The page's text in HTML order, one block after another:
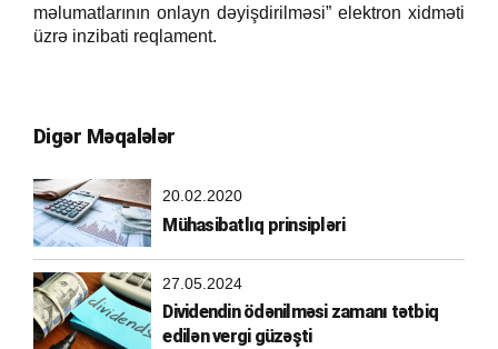
məlumatlarının onlayn dəyişdirilməsi” elektron xidməti
üzrə inzibati reqlament.
Digər Məqalələr
20.02.2020
Mühasibatlıq prinsipləri
27.05.2024
Dividendin ödənilməsi zamanı tətbiq
edilən vergi güzəşti